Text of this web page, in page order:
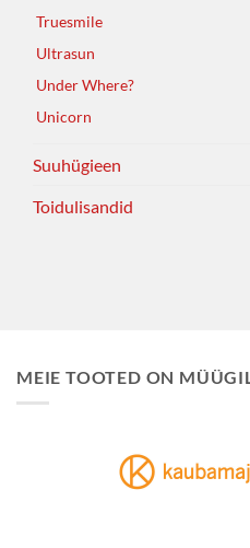
Truesmile
Ultrasun
Under Where?
Unicorn
Suuhügieen
Toidulisandid
MEIE TOOTED ON MÜÜGIL